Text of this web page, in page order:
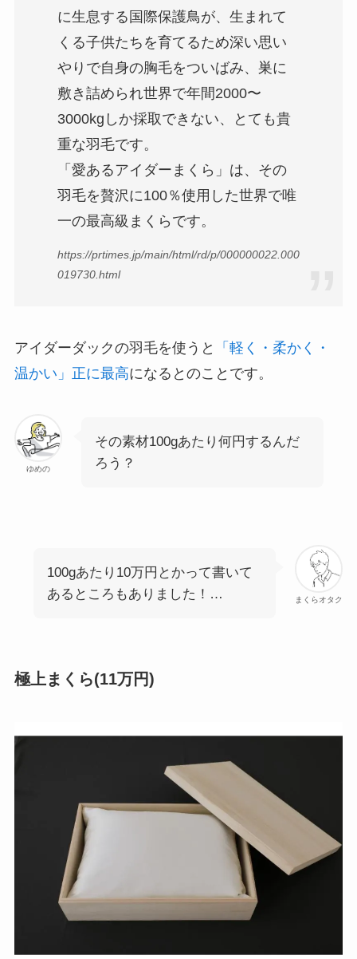
に生息する国際保護鳥が、生まれて
くる子供たちを育てるため深い思い
やりで自身の胸毛をついばみ、巣に
敷き詰められ世界で年間2000〜
3000kgしか採取できない、とても貴
重な羽毛です。
「愛あるアイダーまくら」は、その
羽毛を贅沢に100％使用した世界で唯
一の最高級まくらです。
https://prtimes.jp/main/html/rd/p/000000022.000
019730.html
アイダーダックの羽毛を使うと
「軽く・柔かく・
温かい」正に最高になるとのことです。
ゆめの
その素材100gあたり何円するんだ
ろう？
まくらオタク
100gあたり10万円とかって書いて
あるところもありました！…
極上まくら(11万円)